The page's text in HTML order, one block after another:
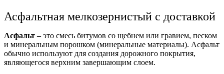
Асфальтная мелкозернистый с доставкой
Асфальт – это смесь битумов со щебнем или гравием, песком
и минеральным порошком (минеральные материалы). Асфальт
обычно используют для создания дорожного покрытия,
являющегося верхним завершающим слоем.